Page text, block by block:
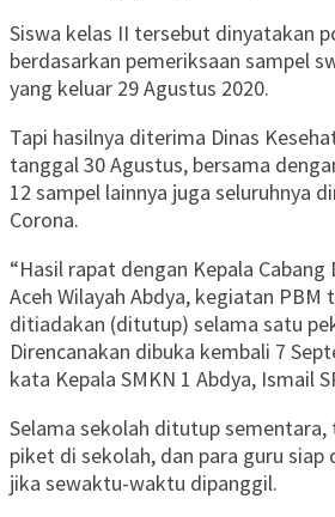
Siswa kelas II tersebut dinyatakan
berdasarkan pemeriksaan sampel
yang keluar 29 Agustus 2020.
Tapi hasilnya diterima Dinas
tanggal 30 Agustus, bersama
12 sampel lainnya juga seluruhnya
Corona.
“Hasil rapat dengan Kepala Cabang
Aceh Wilayah Abdya, kegiatan PBM
ditiadakan (ditutup) selama satu
Direncanakan dibuka kembali 7
kata Kepala SMKN 1 Abdya, Ismail
Selama sekolah ditutup
piket di sekolah, dan para guru siap
jika sewaktu-waktu dipanggil.